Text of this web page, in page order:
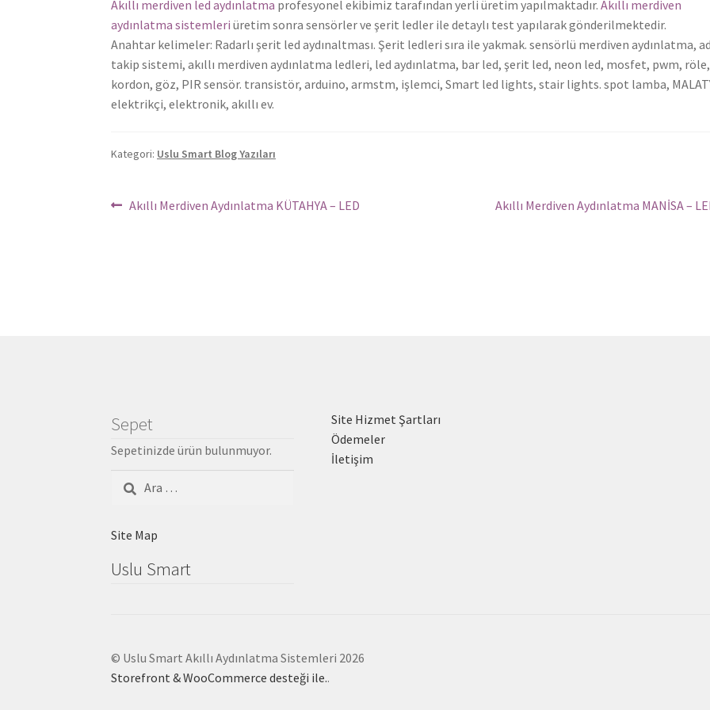
Akıllı merdiven led aydınlatma profesyonel ekibimiz tarafından yerli üretim yapılmaktadır. Akıllı merdiven
aydınlatma sistemleri üretim sonra sensörler ve şerit ledler ile detaylı test yapılarak gönderilmektedir.
Anahtar kelimeler: Radarlı şerit led aydınaltması. Şerit ledleri sıra ile yakmak. sensörlü merdiven aydınlatma,
takip sistemi, akıllı merdiven aydınlatma ledleri, led aydınlatma, bar led, şerit led, neon led, mosfet, pwm, röle,
kordon, göz, PIR sensör. transistör, arduino, armstm, işlemci, Smart led lights, stair lights. spot lamba,
elektrikçi, elektronik, akıllı ev.
Kategori: Uslu Smart Blog Yazıları
Yazı
Önceki
Akıllı Merdiven Aydınlatma KÜTAHYA – LED
Sonraki
Akıllı Merdiven Aydınlatma MANİSA –
Sepet
Sepetinizde ürün bulunmuyor.
Site Map
Uslu Smart
Site Hizmet Şartları
Ödemeler
İletişim
© Uslu Smart Akıllı Aydınlatma Sistemleri 2026
Storefront & WooCommerce desteği ile..